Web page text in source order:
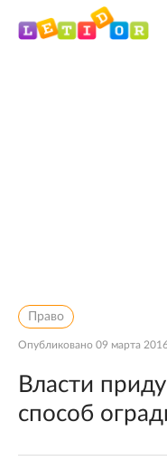
Право
Опубликовано 09 марта
Власти
способ